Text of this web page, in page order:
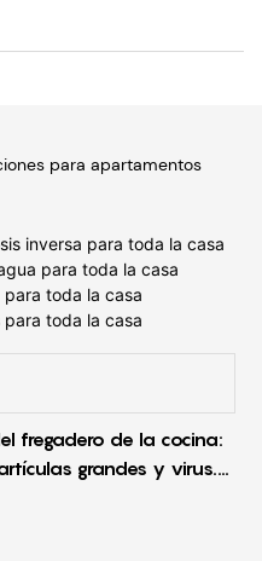
para apartamentos
inversa para toda la casa
para toda la casa
toda la casa
toda la casa
fregadero de la cocina:
grandes y virus.